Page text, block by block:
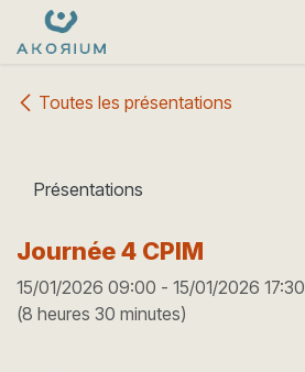
Se rendre au contenu
Toutes les présentations
Présentations
Journée 4 CPIM
15/01/2026 09:00 - 15/01/2026 17:30
(8 heures 30 minutes)